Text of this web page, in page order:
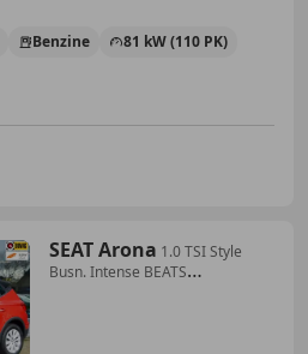
Benzine 81 kW (110 PK)
SEAT Arona 1.0 TSI Style
Busn. Intense BEATS